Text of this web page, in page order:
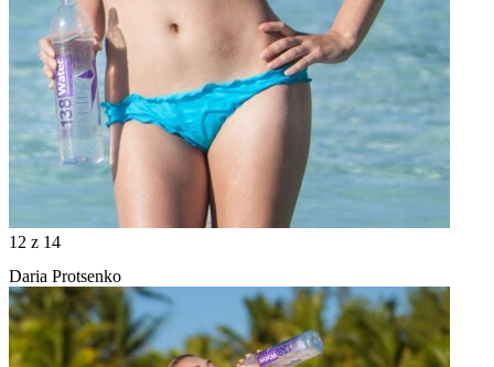
12 z 14
Daria Protsenko